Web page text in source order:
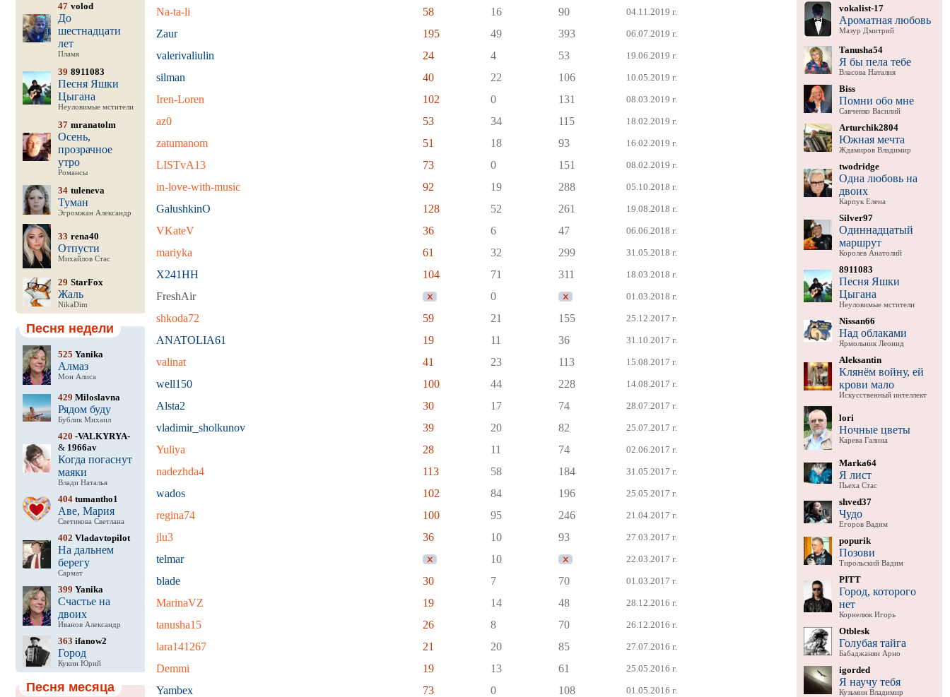
47 volod
До
шестнадцати
лет
Пламя
39 8911083
Песня Яшки
Цыгана
Неуловимые мстители
37 mranatolm
Осень,
прозрачное
утро
Романсы
34 tuleneva
Туман
Эгромжан Александр
33 rena40
Отпусти
Михайлов Стас
29 StarFox
Жаль
NikaDim
Песня недели
525 Yanika
Алмаз
Мон Алиса
429 Miloslavna
Рядом буду
Бублик Михаил
420 -VALKYRYA-
& 1966av
Когда погаснут
маяки
Влади Наталья
404tumantho1
Аве, Мария
Светикова Светлана
402 Vladavtopilot
На дальнем
берегу
Сармат
399 Yanika
Счастье на
двоих
Иванов Александр
363 ifanow2
Город
Кукин Юрий
Песня месяца
Na-ta-li 58 16 90 04.11.2019 г.
Zaur 195 49 393 06.07.2019 г.
valerivaliulin 24 4 53 19.06.2019 г.
silman 40 22 106 10.05.2019 г.
Iren-Loren 102 0 131 08.03.2019 г.
az0 53 34 115 18.02.2019 г.
zatumanom 51 18 93 16.02.2019 г.
LISTvA13 73 0 151 08.02.2019 г.
in-love-with-music 92 19 288 05.10.2018 г.
GalushkinO 128 52 261 19.08.2018 г.
VKateV 36 6 47 06.06.2018 г.
mariyka 61 32 299 31.05.2018 г.
X241HH 104 71 311 18.03.2018 г.
FreshAir 0 01.03.2018 г.
shkoda72 59 21 155 25.12.2017 г.
ANATOLIA61 19 11 36 31.10.2017 г.
valinat 41 23 113 15.08.2017 г.
well150 100 44 228 14.08.2017 г.
Alsta2 30 17 74 28.07.2017 г.
vladimir_sholkunov 39 20 82 25.07.2017 г.
Yuliya 28 11 74 02.06.2017 г.
nadezhda4 113 58 184 31.05.2017 г.
wados 102 84 196 25.05.2017 г.
regina74 100 95 246 21.04.2017 г.
jlu3 36 10 93 27.03.2017 г.
telmar 10 22.03.2017 г.
blade 30 7 70 01.03.2017 г.
MarinaVZ 19 14 48 28.12.2016 г.
tanusha15 26 8 70 26.12.2016 г.
lara141267 21 20 85 27.07.2016 г.
Demmi 19 13 61 25.05.2016 г.
Yambex 73 0 108 01.05.2016 г.
vokalist-17
Ароматная любовь
Мазур Дмитрий
Tanusha54
Я бы пела тебе
Власова Наталия
Biss
Помни обо мне
Савченко Василий
Arturchik2804
Южная мечта
Ждамиров Владимир
twodridge
Одна любовь на
двоих
Карпук Елена
Silver97
Одиннадцатый
маршрут
Королев Анатолий
8911083
Песня Яшки
Цыгана
Неуловимые мстители
Nissan66
Над облаками
Ярмольник Леонид
Aleksantin
Клянём войну, ей
крови мало
Искусственный интеллект
lori
Ночные цветы
Карева Галина
Marka64
Я лист
Пьеха Стас
shved37
Чудо
Егоров Вадим
popurik
Позови
Тирольский Вадим
PITT
Город, которого
нет
Корнелюк Игорь
Otblesk
Голубая тайга
Бабаджанян Арно
igorded
Я научу тебя
Кузьмин Владимир